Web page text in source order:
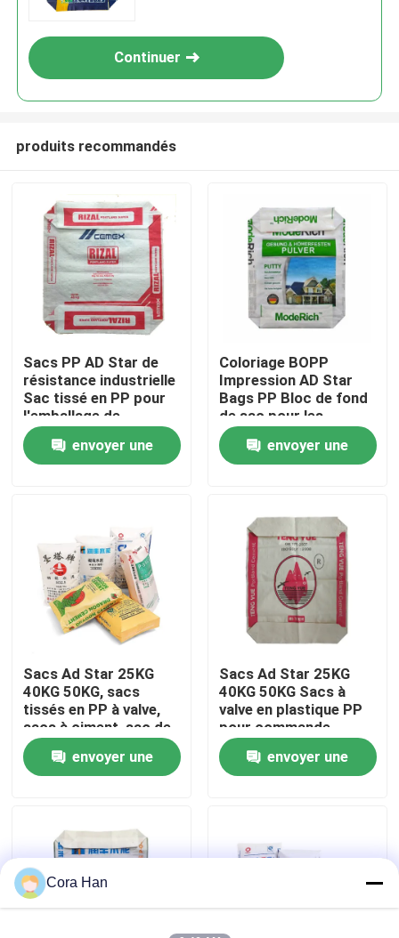
Maison
Au sujet de nous
Visite d'usine
Contrôle de qualité
Contactez-nous
Nouvelles
Sacs de empaquetage de ciment
Continuer
produits recommandés
Sacs PP AD Star de
résistance industrielle
Sac tissé en PP pour
l'emballage de
mélanges secs
envoyer une
Coloriage BOPP
Impression AD Star
Bags PP Bloc de fond
de sac pour les
mélanges secs
Emballage fabrication
chinoise
envoyer une
Sacs Ad Star 25KG
40KG 50KG, sacs
tissés en PP à valve,
sacs à ciment, sac de
ciment pour l'industrie
chimiqueenvoyer une
Sacs Ad Star 25KG
40KG 50KG Sacs à
valve en plastique PP
pour commande
personnalisée et
scellage avec poignée
thermosoudable
envoyer une
Cora Han